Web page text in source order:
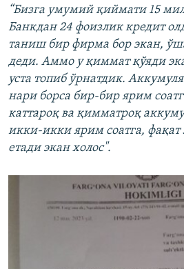
“Бизга умумий қиймати 15
Банкдан 24 фоизлик кредит
таниш бир фирма бор экан,
деди. Аммо у қиммат қўяди
уста топиб ўрнатдик.
нари борса бир-бир ярим
каттароқ ва қимматроқ
икки-икки ярим соатга, фақат
етади экан холос".